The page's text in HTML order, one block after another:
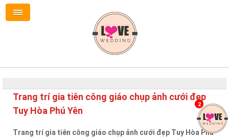
Trang trí gia tiên công giáo chụp ảnh cưới đẹp
Tuy Hòa Phú Yên
Trang trí gia tiên công giáo chụp ảnh cưới đẹp Tuy Hòa Phú
2